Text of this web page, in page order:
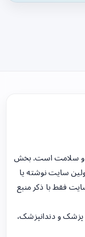
و سلامت است. بخش
سایت نوشته یا
فقط با ذکر منبع
و دندانپزشک،